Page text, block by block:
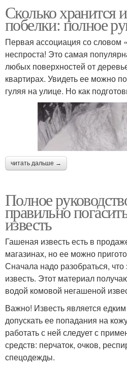
Сколько хранится
побелки: полное
Первая ассоциация со словом
неспроста! Это самая
любых поверхностей от
квартирах. Увидеть ее можно
гуляя на улице. Но как
читать дальше →
Полное
правильно
известь
Гашеная известь есть в
магазинах, но ее можно
Сначала надо разобраться, что
известь. Этот материал
водой комовой негашеной
Важно! Известь является
допускать ее попадания на
работать с ней следует с
средств: перчаток, очков,
спецодежды.